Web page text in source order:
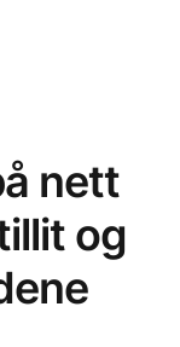
nett
og